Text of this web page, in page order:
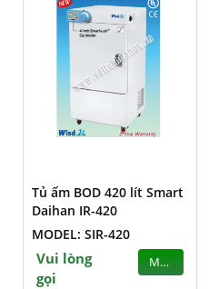
Tủ ấm BOD 420 lít Smart
Daihan IR-420
MODEL: SIR-420
Vui lòng
gọi
MUA